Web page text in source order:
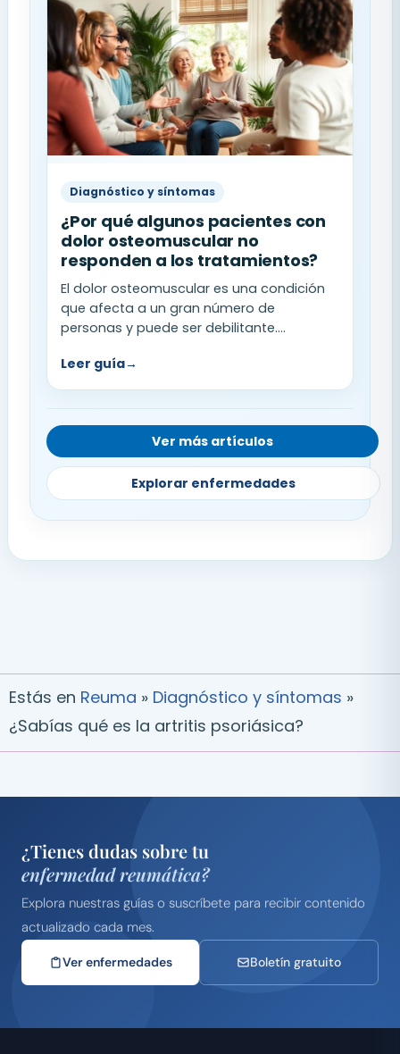
Diagnóstico y síntomas
¿Por qué algunos pacientes con
dolor osteomuscular no
responden a los tratamientos?
El dolor osteomuscular es una condición
que afecta a un gran número de
personas y puede ser debilitante....
Leer guía→
Ver más artículos
Explorar enfermedades
Estás en Reuma » Diagnóstico y síntomas »
¿Sabías qué es la artritis psoriásica?
¿Tienes dudas sobre tu
enfermedad reumática?
Explora nuestras guías o suscríbete para recibir contenido
actualizado cada mes.
Ver enfermedades Boletín gratuito